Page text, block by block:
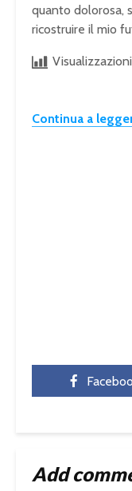
quanto dolorosa,
ricostruire il mio
Continua a
Add